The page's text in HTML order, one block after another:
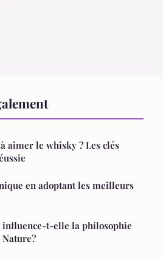
aimer le whisky ? Les clés
en adoptant les meilleurs
influence-t-elle la philosophie
Nature?